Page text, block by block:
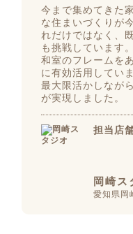
今まで集めてきた
な住まいづくりが
れだけではなく、
も挑戦しています
和室のフレームを
に有効活用してい
最大限活かしなが
が実現しました。
担当店
岡崎ス
愛知県岡